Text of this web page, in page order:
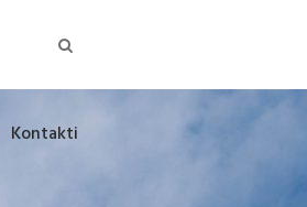
Kontakti